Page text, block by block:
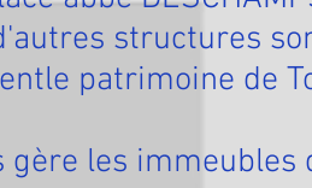
structures
patrimoine de
gère les immeubles